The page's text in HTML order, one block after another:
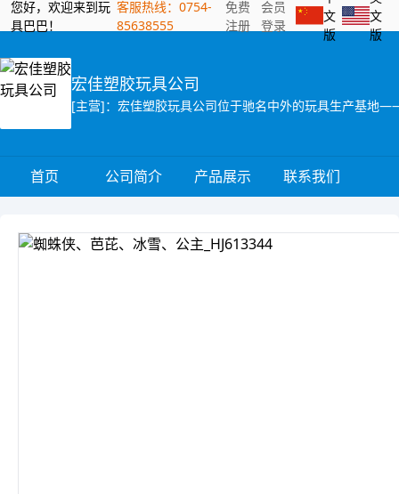
您好，欢迎来到玩
具巴巴！
客服热线：0754-
85638555
免费
注册
会员
登录
文
版
文
版
宏佳塑胶玩具公司
首页 公司简介 产品展示 联系我们